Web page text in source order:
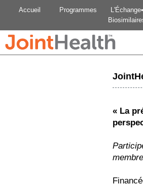
Accueil Programmes
L'Échange•
« La